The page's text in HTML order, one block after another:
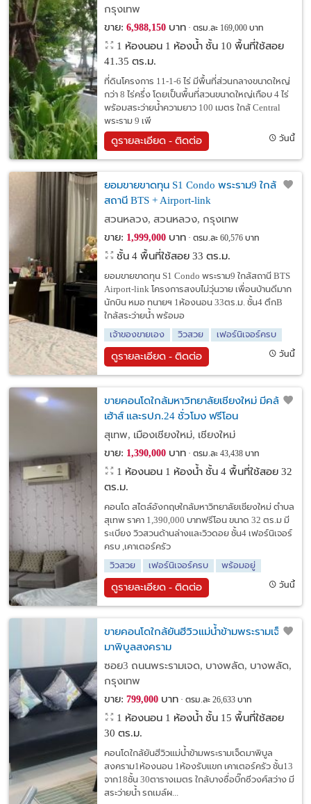
กรุงเทพ
ขาย: 6,988,150บาท ตรม.ละ 169,000 บาท
1 ห้องนอน 1 ห้องน้ำ ชั้น 10 พื้นที่ใช้สอย
41.35 ตร.ม.
ที่ดินโครงการ 11-1-6 ไร่ มีพื้นที่ส่วนกลางขนาดใหญ่
กว่า 8 ไร่ครึ่ง โดยเป็นพื้นที่สวนขนาดใหญ่เกือบ 4 ไร่
พร้อมสระว่ายน้ำความยาว 100 เมตร ใกล้ Central
พระราม 9 เพี
ดูรายละเอียด - ติดต่อ วันนี้
ยอมขายขาดทุน S1 Condo พระราม9 ใกล้
สถานี BTS + Airport-link
สวนหลวง, สวนหลวง, กรุงเทพ
ขาย: 1,999,000บาท ตรม.ละ 60,576 บาท
ชั้น 4 พื้นที่ใช้สอย 33 ตร.ม.
ยอมขายขาดทุน S1 Condo พระราม9 ใกล้สถานี BTS
Airport-link โครงการสงบไม่วุ่นวาย เพื่อนบ้านดีมาก
นักบิน หมอ ทนายฯ 1ห้องนอน 33ตร.ม. ชั้น4 ตึกB
ใกล้สระว่ายน้ำ พร้อมอ
เจ้าของขายเอง
วิวสวย เฟอร์นิเจอร์ครบ
ดูรายละเอียด - ติดต่อ วันนี้
ขายคอนโดใกล้มหาวิทยาลัยเชียงใหม่ มีคลับ
เฮ้าส์ และรปภ.24 ชั่วโมง ฟรีโอน
สุเทพ, เมืองเชียงใหม่, เชียงใหม่
ขาย: 1,390,000บาท ตรม.ละ 43,438 บาท
1 ห้องนอน 1 ห้องน้ำ ชั้น 4 พื้นที่ใช้สอย 32
ตร.ม.
คอนโด สไตล์อังกฤษใกล้มหาวิทยาลัยเชียงใหม่ ตำบล
สุเทพ ราคา 1,390,000 บาทฟรีโอน ขนาด 32 ตร.ม มี
ระเบียง วิวสวนด้านล่างและวิวดอย ชั้น4 เฟอร์นิเจอร์
ครบ ,เคาเตอร์ครัว
วิวสวย
เฟอร์นิเจอร์ครบ พร้อมอยู่
ดูรายละเอียด - ติดต่อ วันนี้
ขายคอนโดใกล้ยันฮีวิวแม่น้ำข้ามพระรามเจ็ด
มาพิบูลสงคราม
ซอย3 ถนนพระรามเจด, บางพลัด, บางพลัด,
กรุงเทพ
ขาย: 799,000บาท ตรม.ละ 26,633 บาท
1 ห้องนอน 1 ห้องน้ำ ชั้น 15 พื้นที่ใช้สอย
30 ตร.ม.
คอนโดใกล้ยันฮีวิวแม่น้ำข้ามพระรามเจ็ดมาพิบูล
สงคราม1ห้องนอน 1ห้องรับแขก เคาเตอร์ครัว ชั้น13
จาก18ชั้น 30ตารางเมตร ใกล้บางซื่อบิ๊กซีวงศ์สว่าง มี
สระว่ายน้ำ รถเมล์ผ...